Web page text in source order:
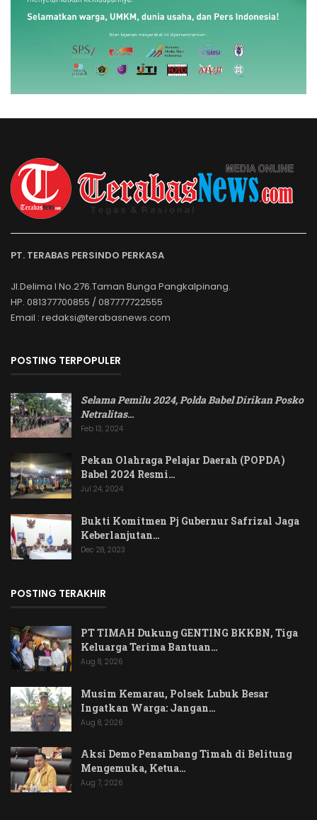
PT. TERABAS PERSINDO PERKASA
Jl.Delima I No.276.Taman Bunga Pangkalpinang.
HP. 081377700855 / 087777722555
Email : redaksi@terabasnews.com
POSTING TERPOPULER
Selama Pemilu 2024, Polda Babel Dirikan Posko
Netralitas…
Feb 13, 2024
Pekan Olahraga Pelajar Daerah (POPDA)
Babel 2024 Resmi…
Jul 24, 2024
Bukti Komitmen Pj Gubernur Safrizal Jaga
Keberlanjutan…
Dec 28, 2023
POSTING TERAKHIR
PT TIMAH Dukung GENTING BKKBN, Tiga
Keluarga Terima Bantuan…
Aug 8, 2026
Musim Kemarau, Polsek Lubuk Besar
Ingatkan Warga: Jangan…
Aug 8, 2026
Aksi Demo Penambang Timah di Belitung
Mengemuka, Ketua…
Aug 7, 2026